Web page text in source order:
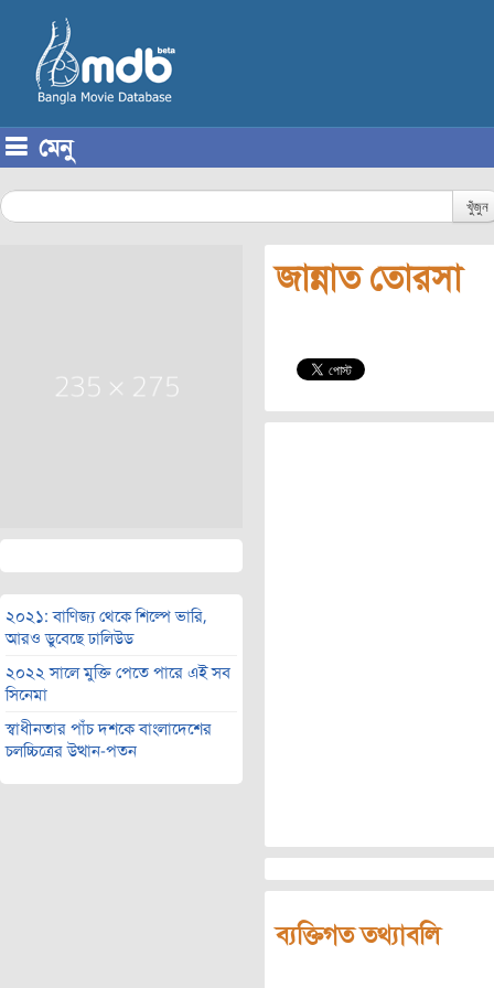
মেনু
খুঁজুন
২০২১: বাণিজ্য থেকে শিল্পে ভারি,
আরও ডুবেছে ঢালিউড
২০২২ সালে মুক্তি পেতে পারে এই সব
সিনেমা
স্বাধীনতার পাঁচ দশকে বাংলাদেশের
চলচ্চিত্রের উত্থান-পতন
জান্নাত তোরসা
ব্যক্তিগত তথ্যাবলি